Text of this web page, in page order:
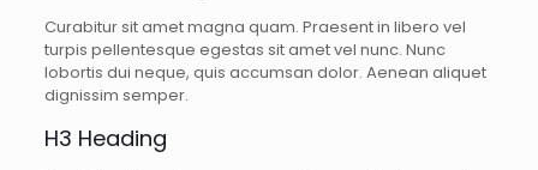
Curabitur sit amet magna quam. Praesent in libero vel
turpis pellentesque egestas sit amet vel nunc. Nunc
lobortis dui neque, quis accumsan dolor. Aenean aliquet
dignissim semper.
H3 Heading